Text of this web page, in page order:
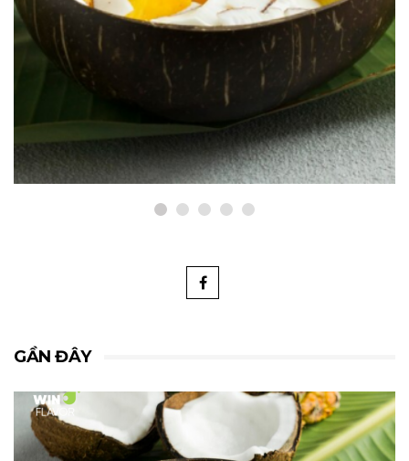
BLOGS
Những Loại Trái Cây Kết Hợp Hài
Hòa Với Hương Đào
Tháng Mười 29, 2024
GẦN ĐÂY